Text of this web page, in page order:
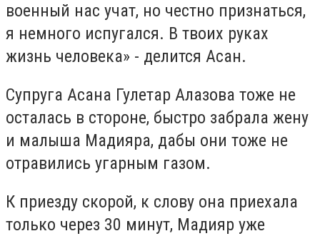
военный нас учат, но честно признаться,
я немного испугался. В твоих руках
жизнь человека» - делится Асан.
Супруга Асана Гулетар Алазова тоже не
осталась в стороне, быстро забрала жену
и малыша Мадияра, дабы они тоже не
отравились угарным газом.
К приезду скорой, к слову она приехала
только через 30 минут, Мадияр уже